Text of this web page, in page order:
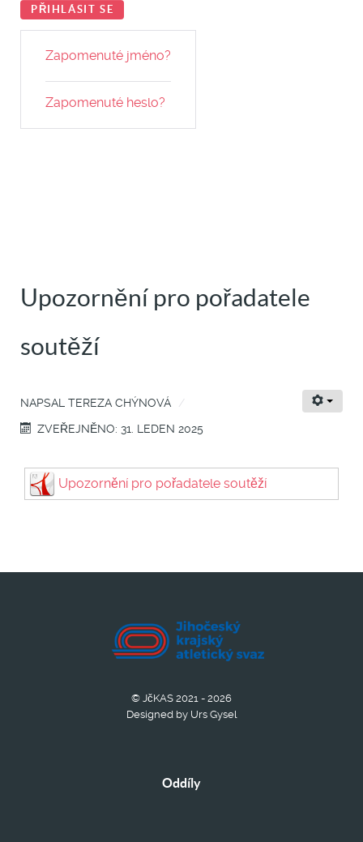
PŘIHLÁSIT SE
Zapomenuté jméno?
Zapomenuté heslo?
Upozornění pro pořadatele
soutěží
NAPSAL TEREZA CHÝNOVÁ
ZVEŘEJNĚNO: 31. LEDEN 2025
Upozornění pro pořadatele soutěží
© JčKAS 2021 - 2026
Designed by Urs Gysel
Oddíly